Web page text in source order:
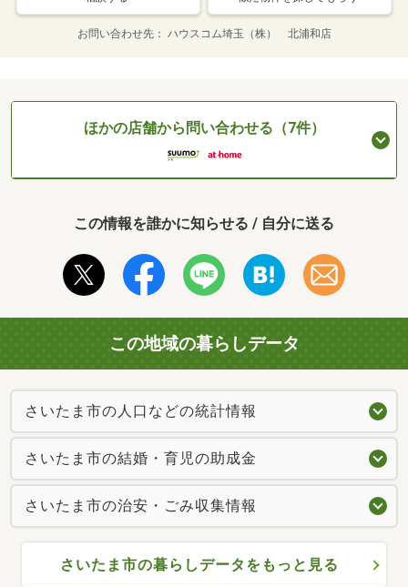
お問い合わせ先 ハウスコム埼玉（株） 北浦和店
ほかの店舗から問い合わせる（7件）
この情報を誰かに知らせる / 自分に送る
この地域の暮らしデータ
さいたま市の人口などの統計情報
さいたま市の結婚・育児の助成金
さいたま市の治安・ごみ収集情報
さいたま市の暮らしデータをもっと見る